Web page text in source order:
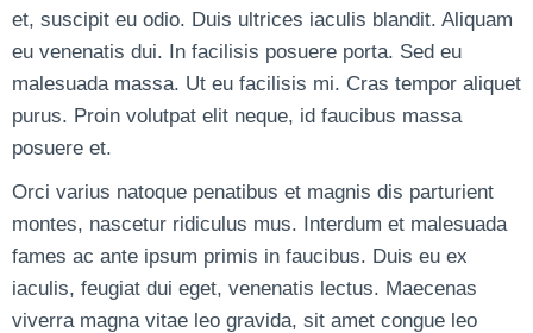
et, suscipit eu odio. Duis ultrices iaculis blandit. Aliquam
eu venenatis dui. In facilisis posuere porta. Sed eu
malesuada massa. Ut eu facilisis mi. Cras tempor aliquet
purus. Proin volutpat elit neque, id faucibus massa
posuere et.
Orci varius natoque penatibus et magnis dis parturient
montes, nascetur ridiculus mus. Interdum et malesuada
fames ac ante ipsum primis in faucibus. Duis eu ex
iaculis, feugiat dui eget, venenatis lectus. Maecenas
viverra magna vitae leo gravida, sit amet congue leo